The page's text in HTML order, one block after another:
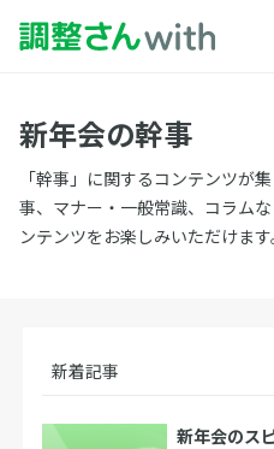
新年会の幹事
「幹事」に関するコンテンツが
事、マナー・一般常識、コラム
ンテンツをお楽しみいただけます
新着記事
新年会のス